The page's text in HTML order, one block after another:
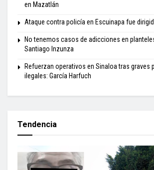
en Mazatlán
Ataque contra policía en Escuinapa fue
No tenemos casos de adicciones en
Santiago Inzunza
Refuerzan operativos en Sinaloa tras graves
ilegales: García Harfuch
Tendencia